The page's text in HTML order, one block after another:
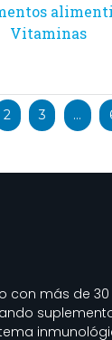
Vitaminas
2 3 …
con más de